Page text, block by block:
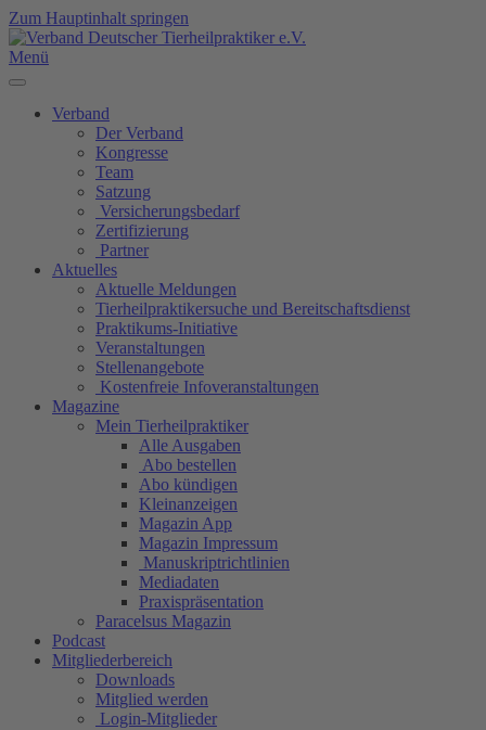
Zum Hauptinhalt springen
Menü
Verband
Der Verband
Kongresse
Team
Satzung
Versicherungsbedarf
Zertifizierung
Partner
Aktuelles
Aktuelle Meldungen
Tierheilpraktikersuche und Bereitschaftsdienst
Praktikums-Initiative
Veranstaltungen
Stellenangebote
Kostenfreie Infoveranstaltungen
Magazine
Mein Tierheilpraktiker
Alle Ausgaben
Abo bestellen
Abo kündigen
Kleinanzeigen
Magazin App
Magazin Impressum
Manuskriptrichtlinien
Mediadaten
Praxispräsentation
Paracelsus Magazin
Podcast
Mitgliederbereich
Downloads
Mitglied werden
Login-Mitglieder